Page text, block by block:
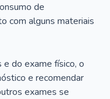
de
com alguns materiais
do exame físico, o
e recomendar
exames se